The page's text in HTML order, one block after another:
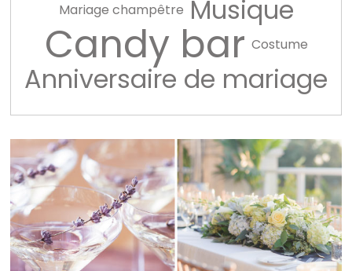
Mariage champêtre Musique
Candy bar Costume
Anniversaire de mariage